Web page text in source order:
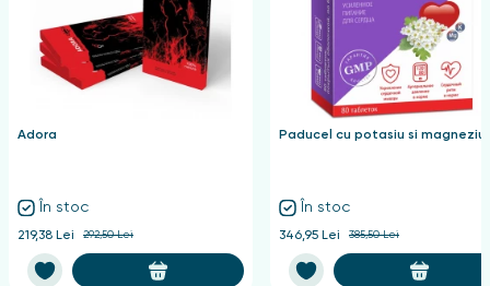
Adora
În stoc
219,38 Lei 292,50 Lei
Paducel cu potasiu si magneziu
În stoc
346,95 Lei 385,50 Lei